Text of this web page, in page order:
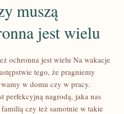
muszą
jest wielu
ochronna jest wielu Na wakacje
tego, że pragniemy
w domu czy w pracy.
perfekcyjną nagrodą, jaka nas
czy też samotnie w takie